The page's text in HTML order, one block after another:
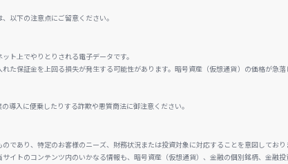
以下の注意点にご留意ください。
ト上でやりとりされる電子データです。
保証金を上回る損失が発生する可能性があります。暗号資産（仮想通貨）の価格が急
導入に便乗したりする詐欺や悪質商法に御注意ください。
あり、特定のお客様のニーズ、財務状況または投資対象に対応することを意図してお
トのコンテンツ内のいかなる情報も、暗号資産（仮想通貨）、金融の個別銘柄、金融